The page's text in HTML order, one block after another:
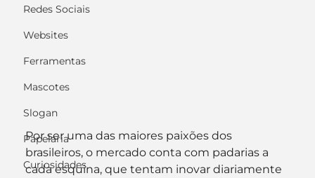
Redes Sociais
Websites
Ferramentas
Mascotes
Slogan
Papelaria
Curiosidades
Por ser uma das maiores paixões dos
brasileiros, o mercado conta com padarias a
cada esquina, que tentam inovar diariamente